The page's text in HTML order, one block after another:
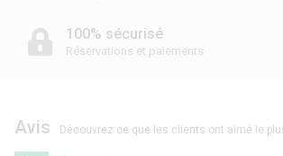
100% sécurisé
Réservations et paiements
Avis Découvrez ce que les clients ont aimé le